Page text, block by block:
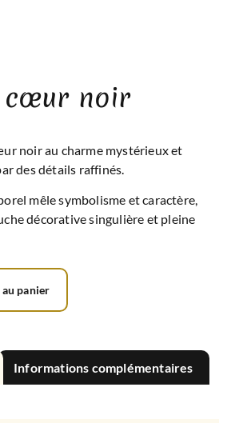
cœur noir
noir au charme mystérieux et
des détails raffinés.
mêle symbolisme et caractère,
décorative singulière et pleine
panier
Informations complémentaires